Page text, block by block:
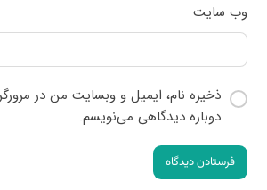
وب‌ سایت
ذخیره نام، ایمیل و وبسایت من در
دوباره دیدگاهی می‌نویسم.
فرستادن دیدگاه